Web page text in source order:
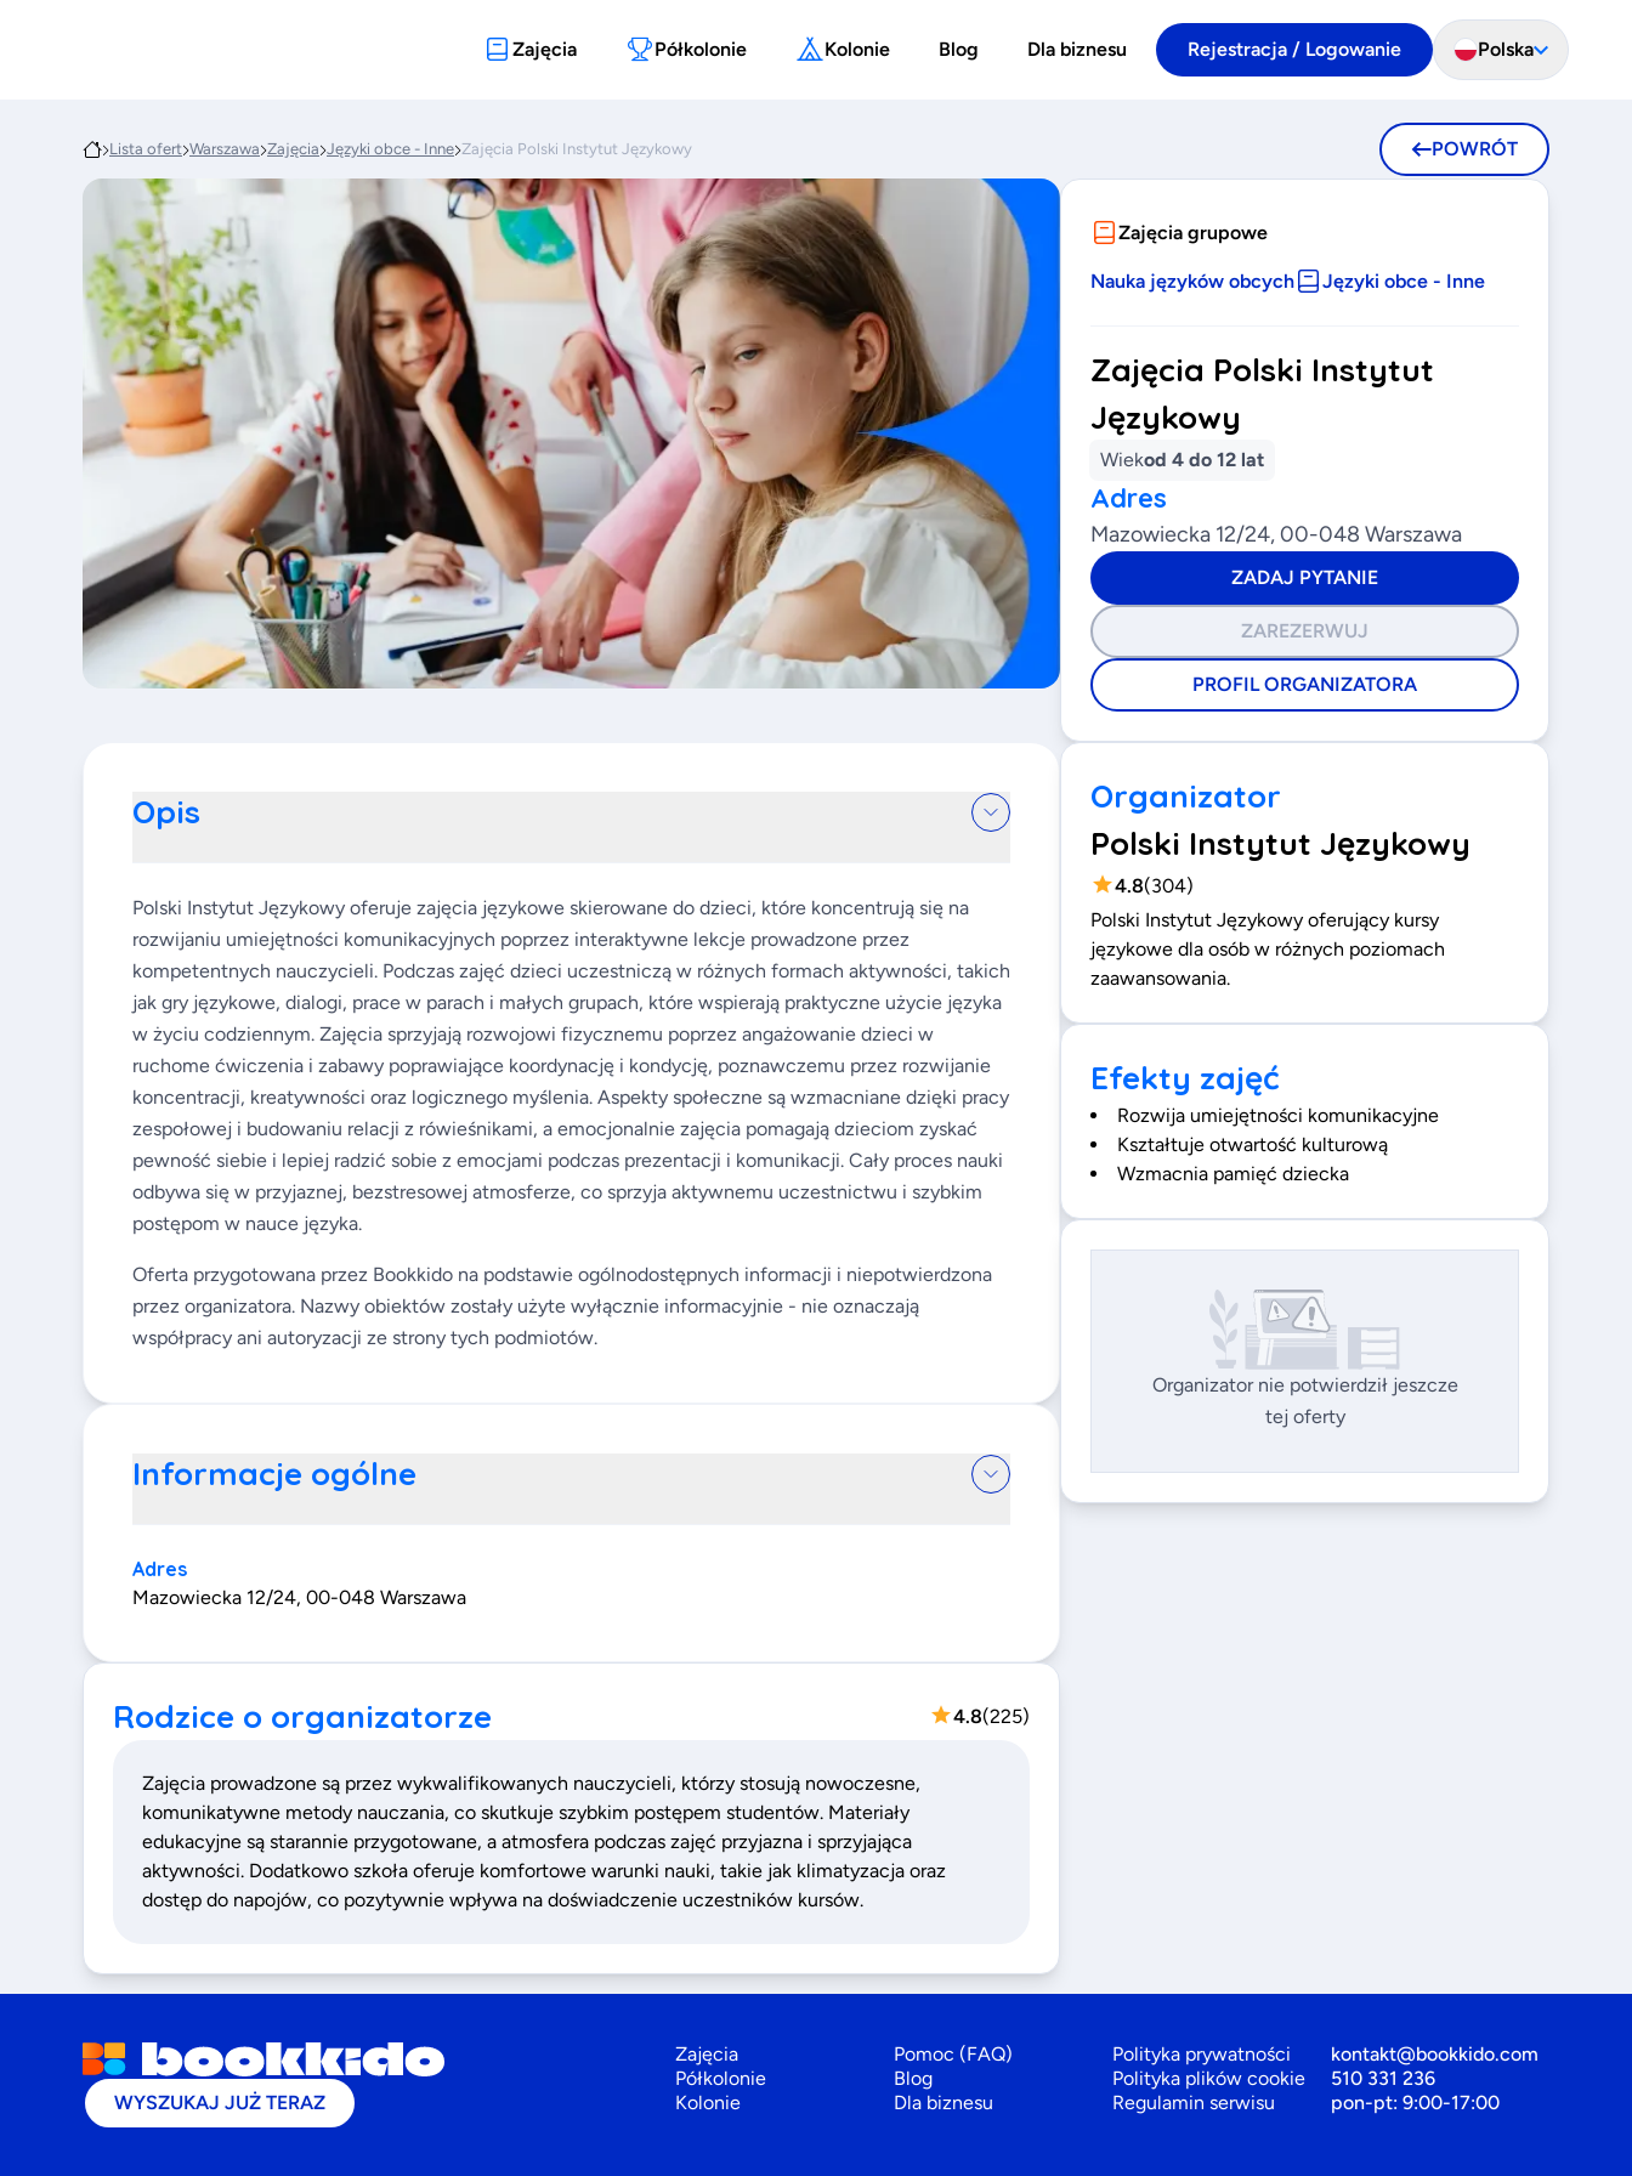
Zajęcia Półkolonie Kolonie Blog Dla biznesu Rejestracja / Logowanie Polska
Lista ofert Warszawa Zajęcia Języki obce - Inne Zajęcia Polski Instytut Językowy POWRÓT
Zajęcia grupowe
Nauka języków obcych Języki obce - Inne
Zajęcia Polski Instytut
Językowy
Wiekod 4 do 12 lat
Adres
Mazowiecka 12/24, 00-048 Warszawa
ZADAJ PYTANIE
ZAREZERWUJ
PROFIL ORGANIZATORA
Opis
Polski Instytut Językowy oferuje zajęcia językowe skierowane do dzieci, które koncentrują się na
rozwijaniu umiejętności komunikacyjnych poprzez interaktywne lekcje prowadzone przez
kompetentnych nauczycieli. Podczas zajęć dzieci uczestniczą w różnych formach aktywności, takich
jak gry językowe, dialogi, prace w parach i małych grupach, które wspierają praktyczne użycie języka
w życiu codziennym. Zajęcia sprzyjają rozwojowi fizycznemu poprzez angażowanie dzieci w
ruchome ćwiczenia i zabawy poprawiające koordynację i kondycję, poznawczemu przez rozwijanie
koncentracji, kreatywności oraz logicznego myślenia. Aspekty społeczne są wzmacniane dzięki pracy
zespołowej i budowaniu relacji z rówieśnikami, a emocjonalnie zajęcia pomagają dzieciom zyskać
pewność siebie i lepiej radzić sobie z emocjami podczas prezentacji i komunikacji. Cały proces nauki
odbywa się w przyjaznej, bezstresowej atmosferze, co sprzyja aktywnemu uczestnictwu i szybkim
postępom w nauce języka.
Oferta przygotowana przez Bookkido na podstawie ogólnodostępnych informacji i niepotwierdzona
przez organizatora. Nazwy obiektów zostały użyte wyłącznie informacyjnie - nie oznaczają
współpracy ani autoryzacji ze strony tych podmiotów.
Informacje ogólne
Adres
Mazowiecka 12/24, 00-048 Warszawa
Rodzice o organizatorze 4.8(225)
Zajęcia prowadzone są przez wykwalifikowanych nauczycieli, którzy stosują nowoczesne,
komunikatywne metody nauczania, co skutkuje szybkim postępem studentów. Materiały
edukacyjne są starannie przygotowane, a atmosfera podczas zajęć przyjazna i sprzyjająca
aktywności. Dodatkowo szkoła oferuje komfortowe warunki nauki, takie jak klimatyzacja oraz
dostęp do napojów, co pozytywnie wpływa na doświadczenie uczestników kursów.
Organizator
Polski Instytut Językowy
4.8(304)
Polski Instytut Językowy oferujący kursy
językowe dla osób w różnych poziomach
zaawansowania.
Efekty zajęć
Rozwija umiejętności komunikacyjne
Kształtuje otwartość kulturową
Wzmacnia pamięć dziecka
Organizator nie potwierdził jeszcze
tej oferty
WYSZUKAJ JUŻ TERAZ
Zajęcia
Półkolonie
Kolonie
Pomoc (FAQ)
Blog
Dla biznesu
Polityka prywatności
Polityka plików cookie
Regulamin serwisu
kontakt@bookkido.com
510 331 236
pon-pt: 9:00-17:00